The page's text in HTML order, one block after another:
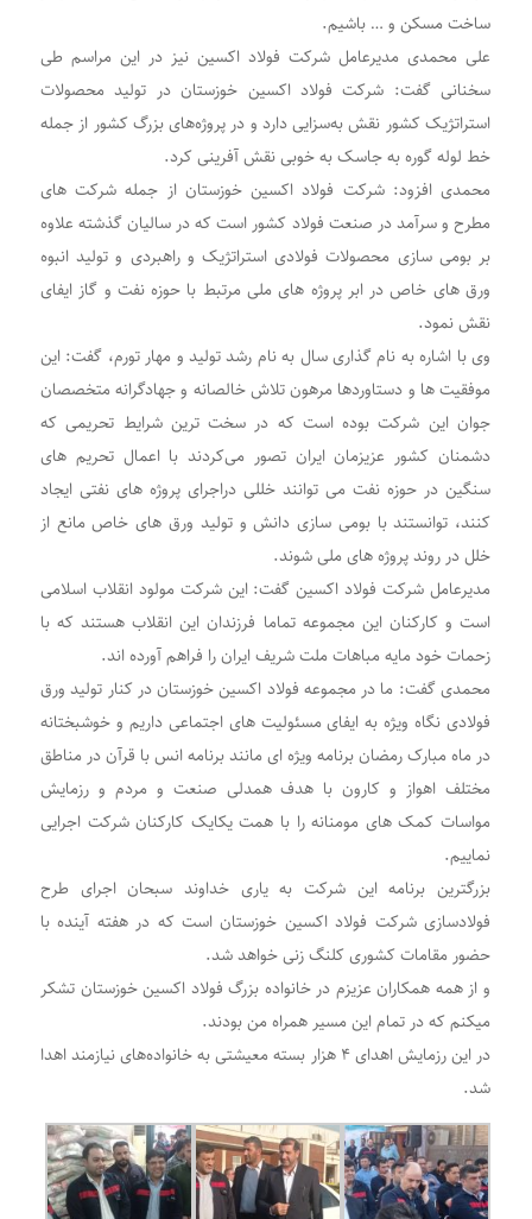
ساخت مسکن و … باشیم.
علی محمدی مدیرعامل شرکت فولاد اکسین نیز در این مراسم طی
سخنانی گفت: شرکت فولاد اکسین خوزستان در تولید محصولات
استراتژیک کشور نقش به‌سزایی دارد و در پروژه‌های بزرگ کشور از جمله
خط لوله گوره به جاسک به خوبی نقش آفرینی کرد.
محمدی افزود: شرکت فولاد اکسین خوزستان از جمله شرکت های
مطرح و سرآمد در صنعت فولاد کشور است که در سالیان گذشته علاوه
بر بومی سازی محصولات فولادی استراتژیک و راهبردی و تولید انبوه
ورق های خاص در ابر پروژه های ملی مرتبط با حوزه نفت و گاز ایفای
نقش نمود.
وی با اشاره به نام گذاری سال به نام رشد تولید و مهار تورم، گفت: این
موفقیت ها و دستاوردها مرهون تلاش خالصانه و جهادگرانه متخصصان
جوان این شرکت بوده است که در سخت ترین شرایط تحریمی که
دشمنان کشور عزیزمان ایران تصور می‌کردند با اعمال تحریم های
سنگین در حوزه نفت می توانند خللی دراجرای پروژه های نفتی ایجاد
کنند، توانستند با بومی سازی دانش و تولید ورق های خاص مانع از
خلل در روند پروژه های ملی شوند.
مدیرعامل شرکت فولاد اکسین گفت: این شرکت مولود انقلاب اسلامی
است و کارکنان این مجموعه تماما فرزندان این انقلاب هستند که با
زحمات خود مایه مباهات ملت شریف ایران را فراهم آورده اند.
محمدی گفت: ما در مجموعه فولاد اکسین خوزستان در کنار تولید ورق
فولادی نگاه ویژه به ایفای مسئولیت های اجتماعی داریم و خوشبختانه
در ماه مبارک رمضان برنامه ویژه ای مانند برنامه انس با قرآن در مناطق
مختلف اهواز و کارون با هدف همدلی صنعت و مردم و رزمایش
مواسات کمک های مومنانه را با همت یکایک کارکنان شرکت اجرایی
نماییم.
بزرگترین برنامه این شرکت به یاری خداوند سبحان اجرای طرح
فولادسازی شرکت فولاد اکسین خوزستان است که در هفته آینده با
حضور مقامات کشوری کلنگ زنی خواهد شد.
و از همه همکاران عزیزم در خانواده بزرگ فولاد اکسین خوزستان تشکر
میکنم که در تمام این مسیر همراه من بودند.
در این رزمایش اهدای ۴ هزار بسته معیشتی به خانواده‌های نیازمند اهدا
شد.